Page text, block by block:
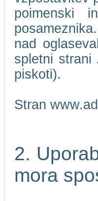
poimenski
nad
spletni strani
piskoti).
Stran
2.
mora